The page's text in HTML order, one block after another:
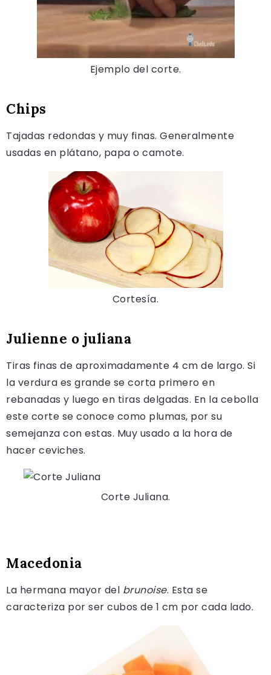
Ejemplo del corte.
Chips
Tajadas redondas y muy finas. Generalmente
usadas en plátano, papa o camote.
Cortesía.
Julienne o juliana
Tiras finas de aproximadamente 4 cm de largo. Si
la verdura es grande se corta primero en
rebanadas y luego en tiras delgadas. En la cebolla
este corte se conoce como plumas, por su
semejanza con estas. Muy usado a la hora de
hacer ceviches.
Corte Juliana.
Macedonia
La hermana mayor del brunoise. Esta se
caracteriza por ser cubos de 1 cm por cada lado.